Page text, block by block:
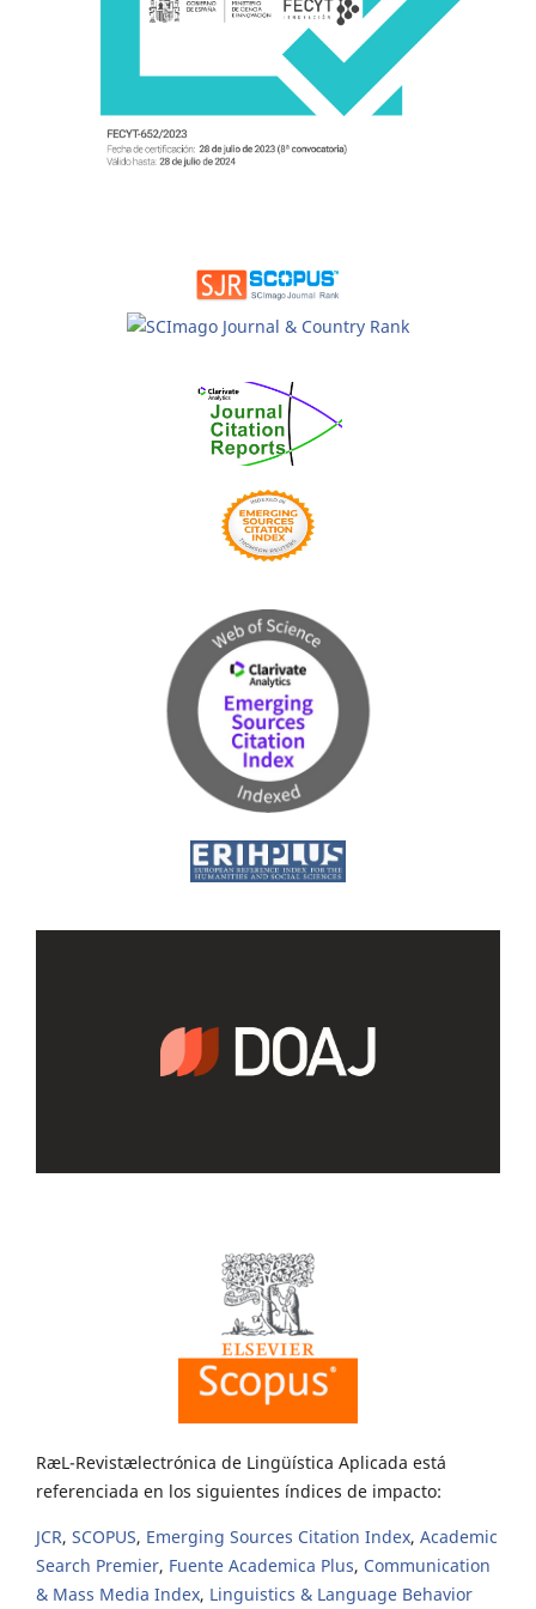
RæL-Revistælectrónica de Lingüística Aplicada está
referenciada en los siguientes índices de impacto:
JCR, SCOPUS, Emerging Sources Citation Index, Academic
Search Premier, Fuente Academica Plus, Communication
& Mass Media Index, Linguistics & Language Behavior